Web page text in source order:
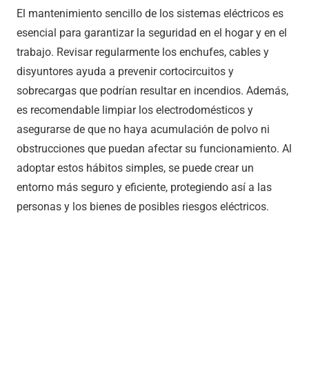
El mantenimiento sencillo de los sistemas eléctricos es
esencial para garantizar la seguridad en el hogar y en el
trabajo. Revisar regularmente los enchufes, cables y
disyuntores ayuda a prevenir cortocircuitos y
sobrecargas que podrían resultar en incendios. Además,
es recomendable limpiar los electrodomésticos y
asegurarse de que no haya acumulación de polvo ni
obstrucciones que puedan afectar su funcionamiento. Al
adoptar estos hábitos simples, se puede crear un
entorno más seguro y eficiente, protegiendo así a las
personas y los bienes de posibles riesgos eléctricos.